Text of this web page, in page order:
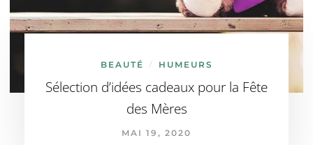
BEAUTÉ / HUMEURS
Sélection d’idées cadeaux pour la Fête
des Mères
MAI 19, 2020